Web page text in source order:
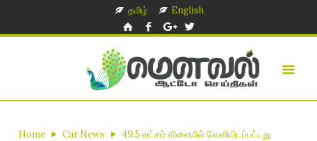
தமிழ் English
Home Car News
49.5 லட்சம் விலையில் வெளியிடப்பட்டது